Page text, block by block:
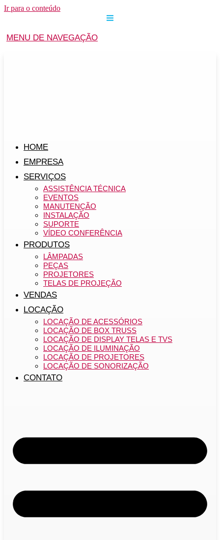
Ir para o conteúdo
MENU DE NAVEGAÇÃO
HOME
EMPRESA
SERVIÇOS
ASSISTÊNCIA TÉCNICA
EVENTOS
MANUTENÇÃO
INSTALAÇÃO
SUPORTE
VÍDEO CONFERÊNCIA
PRODUTOS
LÂMPADAS
PEÇAS
PROJETORES
TELAS DE PROJEÇÃO
VENDAS
LOCAÇÃO
LOCAÇÃO DE ACESSÓRIOS
LOCAÇÃO DE BOX TRUSS
LOCAÇÃO DE DISPLAY TELAS E TVS
LOCAÇÃO DE ILUMINAÇÃO
LOCAÇÃO DE PROJETORES
LOCAÇÃO DE SONORIZAÇÃO
CONTATO